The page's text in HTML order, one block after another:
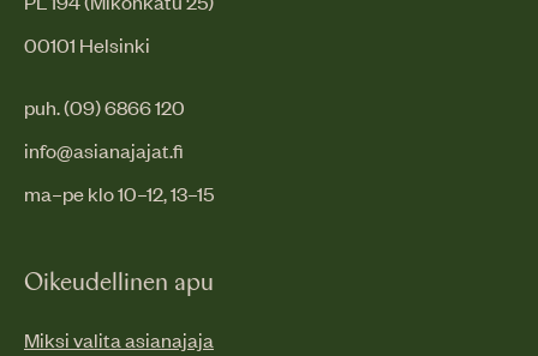
00101 Helsinki
puh. (09) 6866 120
info@asianajajat.fi
ma–pe klo 10–12, 13–15
Oikeudellinen apu
Miksi valita asianajaja